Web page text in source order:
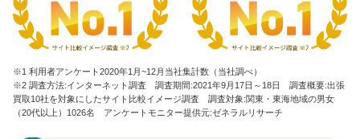
※1 利用者アンケート2020年1月~12月当社集計数（当社調べ）
※2 調査方法:インターネット調査 調査期間:2021年9月17日～18日 調査概要:出張
買取10社を対象にしたサイト比較イメージ調査調査対象:関東・東海地域の男女
（20代以上）1026名 アンケートモニター提供元:ゼネラルリサーチ